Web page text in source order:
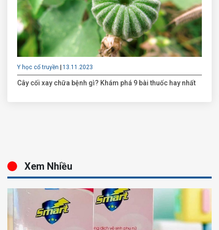
Y học cổ truyền 13.11.2023
Cây cối xay chữa bệnh gì? Khám phá 9 bài thuốc hay nhất
Xem Nhiều